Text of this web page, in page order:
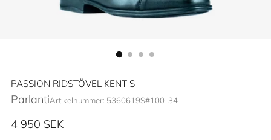
PASSION RIDSTÖVEL KENT S
ParlantiArtikelnummer: 5360619S#100-34
Ordinarie
4 950 SEK